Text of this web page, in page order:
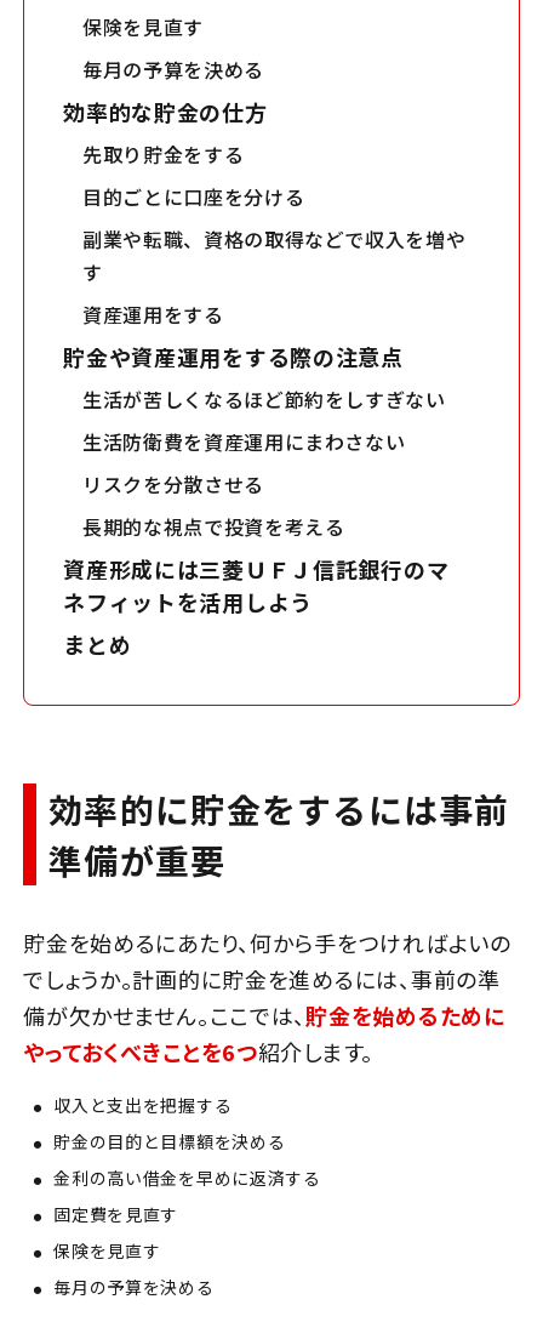
保険を見直す
毎月の予算を決める
効率的な貯金の仕方
先取り貯金をする
目的ごとに口座を分ける
副業や転職、資格の取得などで収入を増や
す
資産運用をする
貯金や資産運用をする際の注意点
生活が苦しくなるほど節約をしすぎない
生活防衛費を資産運用にまわさない
リスクを分散させる
長期的な視点で投資を考える
資産形成には三菱ＵＦＪ信託銀行のマ
ネフィットを活用しよう
まとめ
効率的に貯金をするには事前
準備が重要
貯金を始めるにあたり、何から手をつければよいの
でしょうか。計画的に貯金を進めるには、事前の準
備が欠かせません。ここでは、 貯金を始めるために
やっておくべきことを6つ紹介します。
収入と支出を把握する
貯金の目的と目標額を決める
金利の高い借金を早めに返済する
固定費を見直す
保険を見直す
毎月の予算を決める